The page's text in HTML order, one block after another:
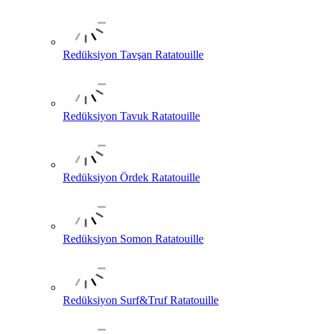
Redüksiyon Tavşan Ratatouille
Redüksiyon Tavuk Ratatouille
Redüksiyon Ördek Ratatouille
Redüksiyon Somon Ratatouille
Redüksiyon Surf&Truf Ratatouille